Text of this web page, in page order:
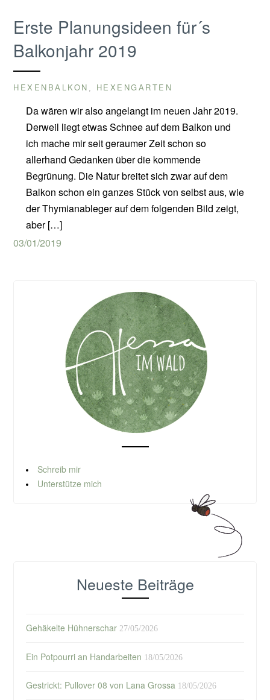
Erste Planungsideen für´s
Balkonjahr 2019
HEXENBALKON HEXENGARTEN
Da wären wir also angelangt im neuen Jahr 2019.
Derweil liegt etwas Schnee auf dem Balkon und
ich mache mir seit geraumer Zeit schon so
allerhand Gedanken über die kommende
Begrünung. Die Natur breitet sich zwar auf dem
Balkon schon ein ganzes Stück von selbst aus, wie
der Thymianableger auf dem folgenden Bild zeigt,
aber […]
03/01/2019
Schreib mir
Unterstütze mich
Neueste Beiträge
Gehäkelte Hühnerschar 27/05/2026
Ein Potpourri an Handarbeiten 18/05/2026
Gestrickt: Pullover 08 von Lana Grossa 18/05/2026